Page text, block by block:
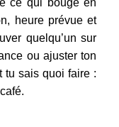
ce qui bouge en
heure prévue et
quelqu’un sur
ou ajuster ton
tu sais quoi faire :